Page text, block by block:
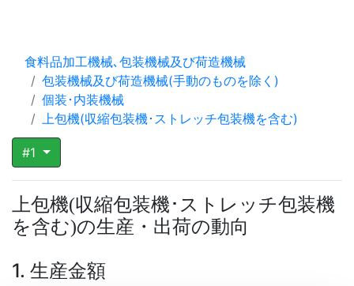
食料品加工機械､包装機械及び荷造機械
包装機械及び荷造機械(手動のものを除く)
個装･内装機械
上包機(収縮包装機･ストレッチ包装機を含む)
#1
上包機(収縮包装機･ストレッチ包装機
を含む)の生産・出荷の動向
1. 生産金額